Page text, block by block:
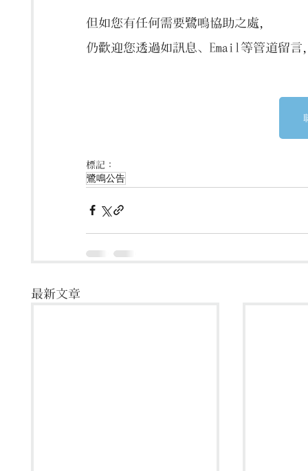
但如您有任何需要鷺鳴協助之處，
仍歡迎您透過如訊息、Email等管道留
標記：
鷺鳴公告
最新文章